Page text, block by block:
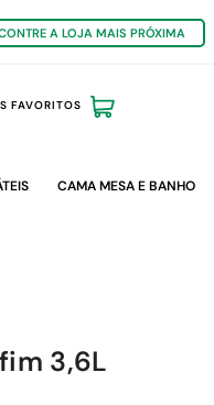
A LOJA MAIS PRÓXIMA
FAVORITOS
CAMA MESA E BANHO
3,6L